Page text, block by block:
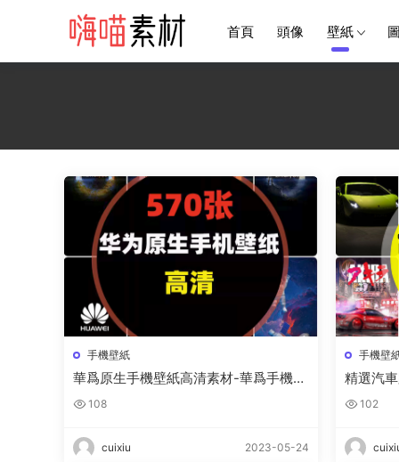
首頁 頭像 壁紙
手機壁紙
華爲原生手機壁紙高清素材-華爲手機壁
紙素材高清無水印資源下載
108
cuixiu 2023-05-24
手機壁
精選汽
車手機
102